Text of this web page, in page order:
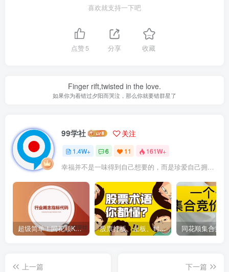
喜欢就支持一下吧
点赞5 分享 收藏
Finger rift,twisted in the love.
如果你为着错过夕阳而哭泣，那么你就要错群星了
99学社 关注
1.4W+ 6 11 161W+
幸福并不是一味得到自己想要的，而是珍爱自己拥有的
超级简单！同花顺K线界面显示行业概念指标代码图解 股票打板、上板、封板、翘板、炸板是什么意思？炒股你必须懂的暗语！
上一篇
下一篇